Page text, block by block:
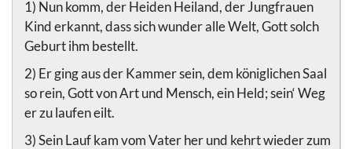
1) Nun komm, der Heiden Heiland, der Jungfrauen
Kind erkannt, dass sich wunder alle Welt, Gott solch
Geburt ihm bestellt.
2) Er ging aus der Kammer sein, dem königlichen Saal
so rein, Gott von Art und Mensch, ein Held; sein‘ Weg
er zu laufen eilt.
3) Sein Lauf kam vom Vater her und kehrt wieder zum